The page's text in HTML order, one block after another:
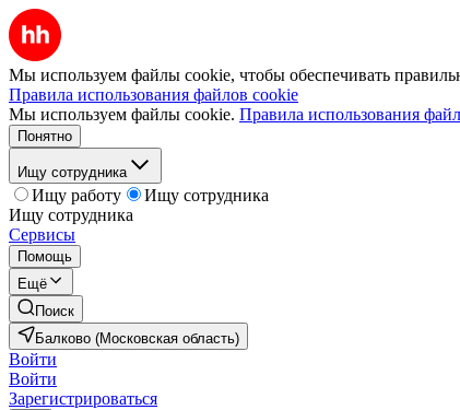
Мы используем файлы cookie, чтобы обеспечивать
Правила использования файлов cookie
Мы используем файлы cookie. Правила использования
Понятно
Ищу сотрудника
Ищу работу
Ищу сотрудника
Ищу сотрудника
Сервисы
Помощь
Ещё
Поиск
Балково (Московская область)
Войти
Войти
Зарегистрироваться